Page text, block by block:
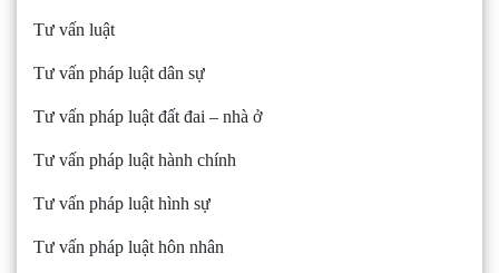
Tư vấn luật
Tư vấn pháp luật dân sự
Tư vấn pháp luật đất đai – nhà ở
Tư vấn pháp luật hành chính
Tư vấn pháp luật hình sự
Tư vấn pháp luật hôn nhân